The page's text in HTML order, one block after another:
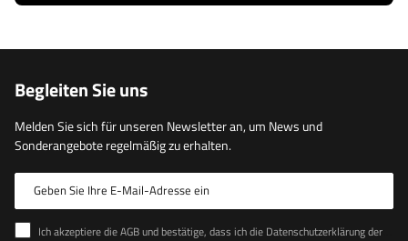
Begleiten Sie uns
Melden Sie sich für unseren Newsletter an, um News und
Sonderangebote regelmäßig zu erhalten.
Geben Sie Ihre E-Mail-Adresse ein
Ich akzeptiere die AGB und bestätige, dass ich die Datenschutzerklärung der Website zur Kenntnis genommen habe